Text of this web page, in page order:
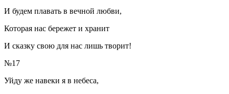
И будем плавать в вечной любви,
Которая нас бережет и хранит
И сказку свою для нас лишь творит!
№17
Уйду же навеки я в небеса,